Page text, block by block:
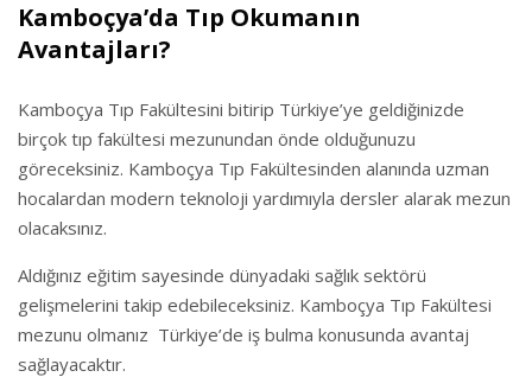
Kamboçya’da Tıp Okumanın
Avantajları?
Kamboçya Tıp Fakültesini bitirip Türkiye’ye geldiğinizde
birçok tıp fakültesi mezunundan önde olduğunuzu
göreceksiniz. Kamboçya Tıp Fakültesinden alanında uzman
hocalardan modern teknoloji yardımıyla dersler alarak mezun
olacaksınız.
Aldığınız eğitim sayesinde dünyadaki sağlık sektörü
gelişmelerini takip edebileceksiniz. Kamboçya Tıp Fakültesi
mezunu olmanız Türkiye’de iş bulma konusunda avantaj
sağlayacaktır.